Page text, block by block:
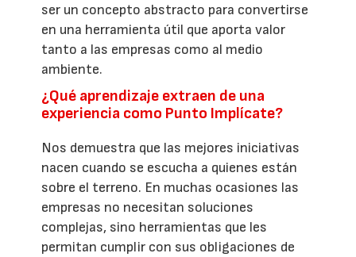
ser un concepto abstracto para convertirse
en una herramienta útil que aporta valor
tanto a las empresas como al medio
ambiente.
¿Qué aprendizaje extraen de una
experiencia como Punto Implícate?
Nos demuestra que las mejores iniciativas
nacen cuando se escucha a quienes están
sobre el terreno. En muchas ocasiones las
empresas no necesitan soluciones
complejas, sino herramientas que les
permitan cumplir con sus obligaciones de